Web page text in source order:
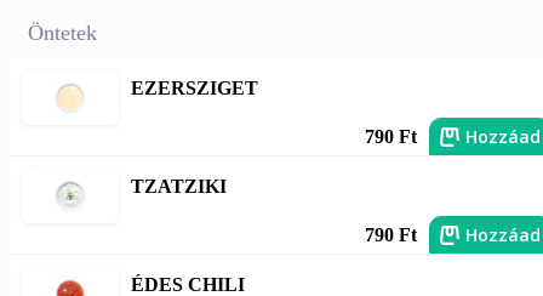
Öntetek
EZERSZIGET
790 Ft Hozzáad
TZATZIKI
790 Ft Hozzáad
ÉDES CHILI